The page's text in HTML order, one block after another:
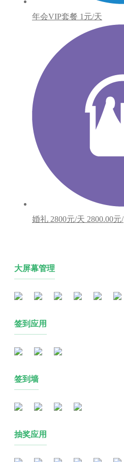
年会VIP套餐 1元/天
婚礼 2800元/天 2800.00元/
大屏幕管理
签到应用
签到墙
抽奖应用